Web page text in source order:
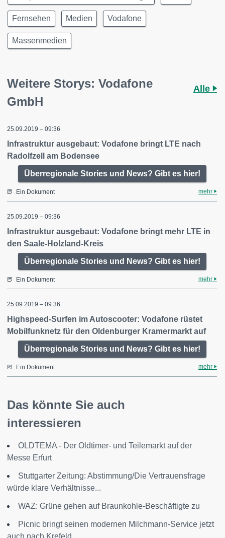
Fernsehen Medien Vodafone
Massenmedien
Weitere Storys: Vodafone
GmbH
Alle
25.09.2019 – 09:36
Infrastruktur ausgebaut: Vodafone bringt LTE nach
Radolfzell am Bodensee
Überregionale Stories und News? Gibt es hier!
Ein Dokument mehr
25.09.2019 – 09:36
Infrastruktur ausgebaut: Vodafone bringt mehr LTE in
den Saale-Holzland-Kreis
Überregionale Stories und News? Gibt es hier!
Ein Dokument mehr
25.09.2019 – 09:36
Highspeed-Surfen im Autoscooter: Vodafone rüstet
Mobilfunknetz für den Oldenburger Kramermarkt auf
Überregionale Stories und News? Gibt es hier!
Ein Dokument mehr
Das könnte Sie auch
interessieren
OLDTEMA - Der Oldtimer- und Teilemarkt auf der
Messe Erfurt
Stuttgarter Zeitung: Abstimmung/Die Vertrauensfrage
würde klare Verhältnisse...
WAZ: Grüne gehen auf Braunkohle-Beschäftigte zu
Picnic bringt seinen modernen Milchmann-Service jetzt
auch nach Krefeld